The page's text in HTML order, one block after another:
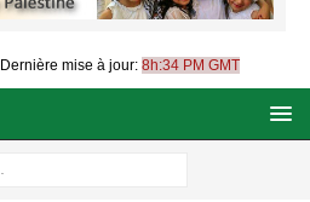
Dernière mise à jour: 8h:34 PM GMT